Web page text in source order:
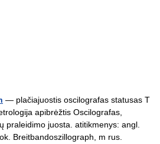
— plačiajuostis oscilografas statusas T
apibrėžtis Oscilografas,
praleidimo juosta. atitikmenys: angl.
Breitbandoszillograph, m rus.